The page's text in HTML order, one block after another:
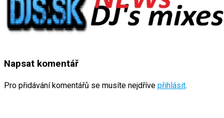
Napsat komentář
Pro přidávání komentářů se musíte nejdříve přihlásit.